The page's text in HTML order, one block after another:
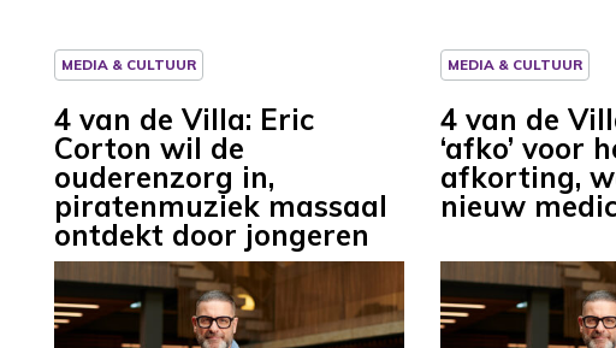
MEDIA & CULTUUR
4 van de Villa: Eric
Corton wil de
ouderenzorg in,
piratenmuziek massaal
ontdekt door jongeren
MEDIA & CULTUUR
4 van de
‘afko’ voor
afkorting,
nieuw